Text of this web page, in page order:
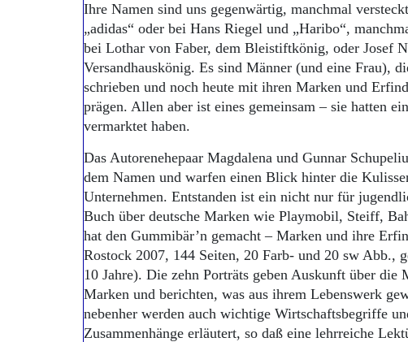
Abo Prämien
Archiv
Mediadaten
Ihre Namen sind uns gegenwärtig, manchmal
„adidas“ oder bei Hans Riegel und „Haribo“,
bei Lothar von Faber, dem Bleistiftkönig, oder Josef
Versandhauskönig. Es sind Männer (und eine Frau),
schrieben und noch heute mit ihren Marken und
prägen. Allen aber ist eines gemeinsam – sie hatten
vermarktet haben.
Das Autorenehepaar Magdalena und Gunnar
dem Namen und warfen einen Blick hinter die
Unternehmen. Entstanden ist ein nicht nur für
Buch über deutsche Marken wie Playmobil, Steiff,
hat den Gummibär’n gemacht – Marken und ihre
Rostock 2007, 144 Seiten, 20 Farb- und 20 sw Abb.,
10 Jahre). Die zehn Porträts geben Auskunft über die
Marken und berichten, was aus ihrem Lebenswerk
nebenher werden auch wichtige Wirtschaftsbegriffe
Zusammenhänge erläutert, so daß eine lehrreiche